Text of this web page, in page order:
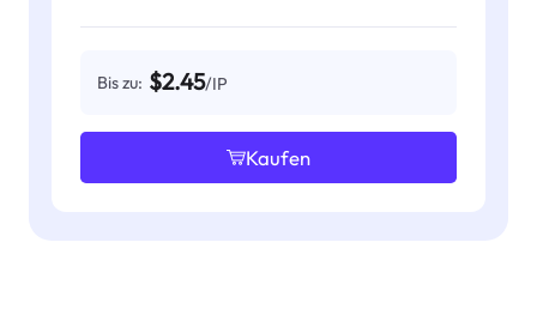
Bis zu: $2.45/IP
Kaufen